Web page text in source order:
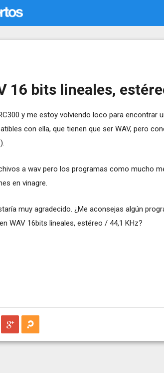
16 bits lineales,
y me estoy volviendo loco para encontrar
con ella, que tienen que ser WAV, pero
a wav pero los programas como mucho
en vinagre.
muy agradecido. ¿Me aconsejas algún
WAV 16bits lineales, estéreo / 44,1 KHz?